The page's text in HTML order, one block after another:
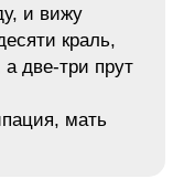
и вижу
краль,
а две-три прут
мать